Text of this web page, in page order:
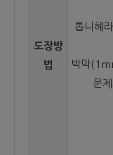
도장방
법
톱니헤
박막
문